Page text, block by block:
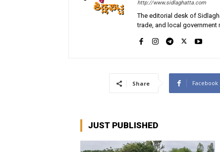
http://www.sidlaghatta.com
The editorial desk of
trade, and local government
Share Facebook
JUST PUBLISHED